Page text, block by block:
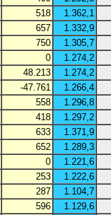
518
1.362,1
657
1.332,9
750
1.305,7
0
1.274,2
48.213
1.274,2
-47.761
1.266,4
558
1.296,8
418
1.297,2
633
1.371,9
652
1.289,3
0
1.221,6
253
1.222,6
287
1.104,7
596
1.129,6